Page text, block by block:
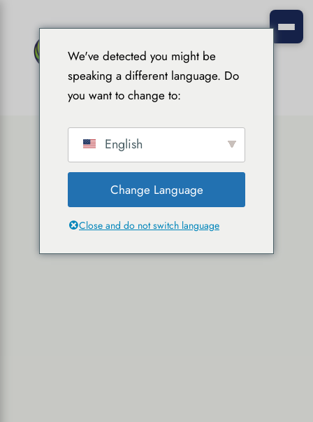
We've detected you might be
speaking a different language. Do
you want to change to:
English
Change Language
Close and do not switch language